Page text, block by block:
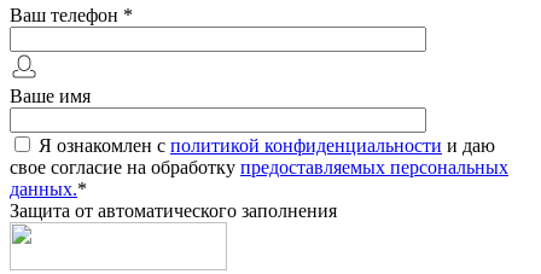
Ваш телефон *
Ваше имя
Я ознакомлен с политикой конфиденциальности и даю
свое согласие на обработку предоставляемых персональных
данных.*
Защита от автоматического заполнения